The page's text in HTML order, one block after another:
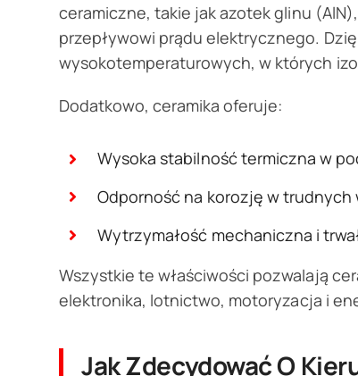
ceramiczne, takie jak azotek glinu
przepływowi prądu elektrycznego.
wysokotemperaturowych, w których
Dodatkowo, ceramika oferuje:
Wysoka stabilność termiczna w
Odporność na korozję w trudnych
Wytrzymałość mechaniczna i
Wszystkie te właściwości pozwalają
elektronika, lotnictwo, motoryzacja i
Jak Zdecydować O